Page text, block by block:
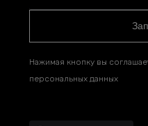
Нажимая кнопку вы
персональных данных